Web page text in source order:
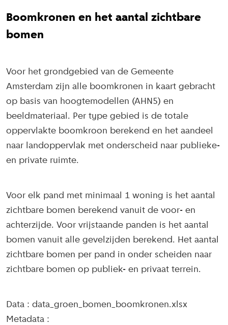
Boomkronen en het aantal zichtbare
bomen
Voor het grondgebied van de Gemeente
Amsterdam zijn alle boomkronen in kaart gebracht
op basis van hoogtemodellen (AHN5) en
beeldmateriaal. Per type gebied is de totale
oppervlakte boomkroon berekend en het aandeel
naar landoppervlak met onderscheid naar publieke-
en private ruimte.
Voor elk pand met minimaal 1 woning is het aantal
zichtbare bomen berekend vanuit de voor- en
achterzijde. Voor vrijstaande panden is het aantal
bomen vanuit alle gevelzijden berekend. Het aantal
zichtbare bomen per pand in onder scheiden naar
zichtbare bomen op publiek- en privaat terrein.
Data : data_groen_bomen_boomkronen.xlsx
Metadata :